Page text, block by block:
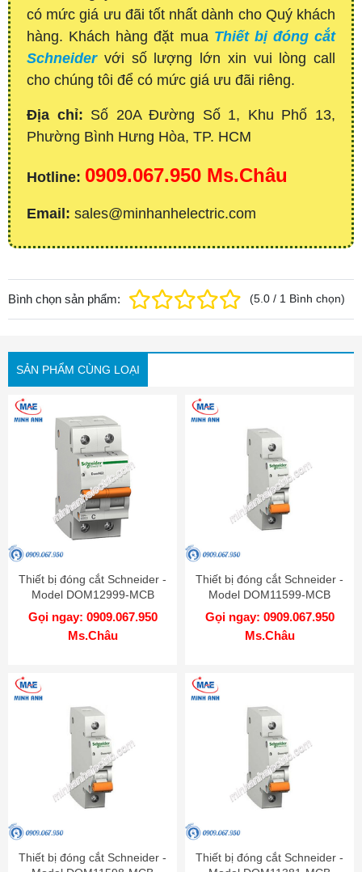
có mức giá ưu đãi tốt nhất dành cho Quý khách
hàng. Khách hàng đặt mua Thiết bị đóng cắt
Schneider với số lượng lớn xin vui lòng call
cho chúng tôi để có mức giá ưu đãi riêng.
Địa chỉ: Số 20A Đường Số 1, Khu Phố 13,
Phường Bình Hưng Hòa, TP. HCM
Hotline: 0909.067.950 Ms.Châu
Email: sales@minhanhelectric.com
Bình chọn sản phẩm: (5.0 / 1 Bình chọn)
SẢN PHẨM CÙNG LOẠI
Thiết bị đóng cắt Schneider -
Model DOM12999-MCB
Gọi ngay: 0909.067.950
Ms.Châu
Thiết bị đóng cắt Schneider -
Model DOM11599-MCB
Gọi ngay: 0909.067.950
Ms.Châu
Thiết bị đóng cắt Schneider -
Thiết bị đóng cắt Schneider -